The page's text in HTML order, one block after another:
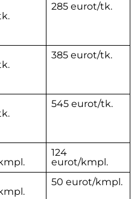
285 eurot/tk.
385 eurot/tk.
545 eurot/tk.
124
eurot/kmpl.
50 eurot/kmpl.